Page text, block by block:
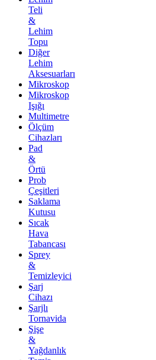
Teli
&
Lehim
Topu
Diğer
Lehim
Aksesuarları
Mikroskop
Mikroskop
Işığı
Multimetre
Ölçüm
Cihazları
Pad
&
Örtü
Prob
Çeşitleri
Saklama
Kutusu
Sıcak
Hava
Tabancası
Sprey
&
Temizleyici
Şarj
Cihazı
Şarjlı
Tornavida
Şişe
&
Yağdanlık